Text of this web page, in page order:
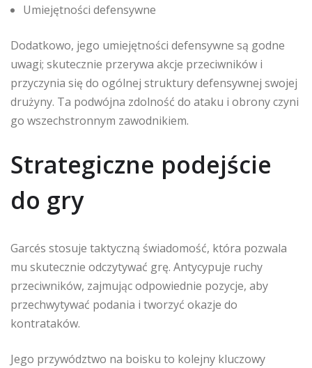
Umiejętności defensywne
Dodatkowo, jego umiejętności defensywne są godne
uwagi; skutecznie przerywa akcje przeciwników i
przyczynia się do ogólnej struktury defensywnej swojej
drużyny. Ta podwójna zdolność do ataku i obrony czyni
go wszechstronnym zawodnikiem.
Strategiczne podejście
do gry
Garcés stosuje taktyczną świadomość, która pozwala
mu skutecznie odczytywać grę. Antycypuje ruchy
przeciwników, zajmując odpowiednie pozycje, aby
przechwytywać podania i tworzyć okazje do
kontrataków.
Jego przywództwo na boisku to kolejny kluczowy